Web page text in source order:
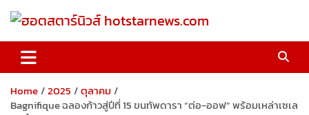
ฮอตสตาร์นิวส์ hotstarnews.com
Home 2025
ตุลาคม
Bagnifique ฉลองก้าวสู่ปีที่ 15 ขนทัพดารา “ต่อ-ออฟ” พร้อมเหล่าเซเล